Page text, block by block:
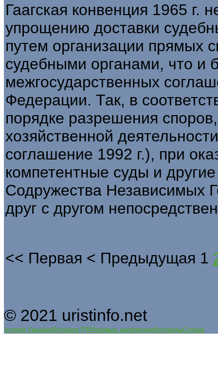
Гаагская конвенция 1965 г.
упрощению доставки
путем организации прямых
судебными органами, что и
межгосударственных
Федерации. Так, в
порядке разрешения
хозяйственной
соглашение 1992 г.), при
компетентные суды и
Содружества Независимых
друг с другом
<< Первая < Предыдущая 1
© 2021 uristinfo.net
Історія УкраїниИстория РФИсковые заявленияКонтактыСтатьи